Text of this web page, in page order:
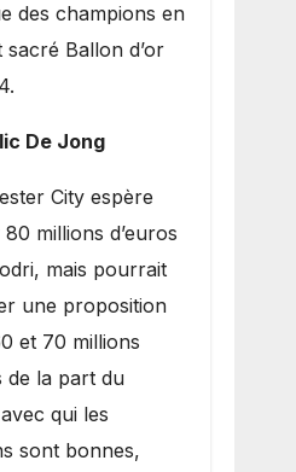
des champions en
sacré Ballon d’or
De Jong
City espère
millions d’euros
mais pourrait
une proposition
et 70 millions
de la part du
qui les
sont bonnes,